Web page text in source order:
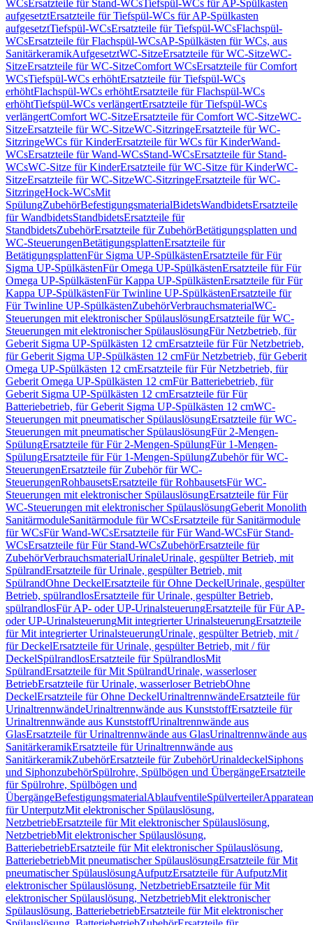
WCsErsatzteile für Stand-WCsTiefspül-WCs für AP-Spülkasten
aufgesetztErsatzteile für Tiefspül-WCs für AP-Spülkasten
aufgesetztTiefspül-WCsErsatzteile für Tiefspül-WCsFlachspül-
WCsErsatzteile für Flachspül-WCsAP-Spülkästen für WCs, aus
SanitärkeramikAufgesetztWC-SitzeErsatzteile für WC-SitzeWC-
SitzeErsatzteile für WC-SitzeComfort WCsErsatzteile für Comfort
WCsTiefspül-WCs erhöhtErsatzteile für Tiefspül-WCs
erhöhtFlachspül-WCs erhöhtErsatzteile für Flachspül-WCs
erhöhtTiefspül-WCs verlängertErsatzteile für Tiefspül-WCs
verlängertComfort WC-SitzeErsatzteile für Comfort WC-SitzeWC-
SitzeErsatzteile für WC-SitzeWC-SitzringeErsatzteile für WC-
SitzringeWCs für KinderErsatzteile für WCs für KinderWand-
WCsErsatzteile für Wand-WCsStand-WCsErsatzteile für Stand-
WCsWC-Sitze für KinderErsatzteile für WC-Sitze für KinderWC-
SitzeErsatzteile für WC-SitzeWC-SitzringeErsatzteile für WC-
SitzringeHock-WCsMit
SpülungZubehörBefestigungsmaterialBidetsWandbidetsErsatzteile
für WandbidetsStandbidetsErsatzteile für
StandbidetsZubehörErsatzteile für ZubehörBetätigungsplatten und
WC-SteuerungenBetätigungsplattenErsatzteile für
BetätigungsplattenFür Sigma UP-SpülkästenErsatzteile für Für
Sigma UP-SpülkästenFür Omega UP-SpülkästenErsatzteile für Für
Omega UP-SpülkästenFür Kappa UP-SpülkästenErsatzteile für Für
Kappa UP-SpülkästenFür Twinline UP-SpülkästenErsatzteile für
Für Twinline UP-SpülkästenZubehörVerbrauchsmaterialWC-
Steuerungen mit elektronischer SpülauslösungErsatzteile für WC-
Steuerungen mit elektronischer SpülauslösungFür Netzbetrieb, für
Geberit Sigma UP-Spülkästen 12 cmErsatzteile für Für Netzbetrieb,
für Geberit Sigma UP-Spülkästen 12 cmFür Netzbetrieb, für Geberit
Omega UP-Spülkästen 12 cmErsatzteile für Für Netzbetrieb, für
Geberit Omega UP-Spülkästen 12 cmFür Batteriebetrieb, für
Geberit Sigma UP-Spülkästen 12 cmErsatzteile für Für
Batteriebetrieb, für Geberit Sigma UP-Spülkästen 12 cmWC-
Steuerungen mit pneumatischer SpülauslösungErsatzteile für WC-
Steuerungen mit pneumatischer SpülauslösungFür 2-Mengen-
SpülungErsatzteile für Für 2-Mengen-SpülungFür 1-Mengen-
SpülungErsatzteile für Für 1-Mengen-SpülungZubehör für WC-
SteuerungenErsatzteile für Zubehör für WC-
SteuerungenRohbausetsErsatzteile für RohbausetsFür WC-
Steuerungen mit elektronischer SpülauslösungErsatzteile für Für
WC-Steuerungen mit elektronischer SpülauslösungGeberit Monolith
SanitärmoduleSanitärmodule für WCsErsatzteile für Sanitärmodule
für WCsFür Wand-WCsErsatzteile für Für Wand-WCsFür Stand-
WCsErsatzteile für Für Stand-WCsZubehörErsatzteile für
ZubehörVerbrauchsmaterialUrinaleUrinale, gespülter Betrieb, mit
SpülrandErsatzteile für Urinale, gespülter Betrieb, mit
SpülrandOhne DeckelErsatzteile für Ohne DeckelUrinale, gespülter
Betrieb, spülrandlosErsatzteile für Urinale, gespülter Betrieb,
spülrandlosFür AP- oder UP-UrinalsteuerungErsatzteile für Für AP-
oder UP-UrinalsteuerungMit integrierter UrinalsteuerungErsatzteile
für Mit integrierter UrinalsteuerungUrinale, gespülter Betrieb, mit /
für DeckelErsatzteile für Urinale, gespülter Betrieb, mit / für
DeckelSpülrandlosErsatzteile für SpülrandlosMit
SpülrandErsatzteile für Mit SpülrandUrinale, wasserloser
BetriebErsatzteile für Urinale, wasserloser BetriebOhne
DeckelErsatzteile für Ohne DeckelUrinaltrennwändeErsatzteile für
UrinaltrennwändeUrinaltrennwände aus KunststoffErsatzteile für
Urinaltrennwände aus KunststoffUrinaltrennwände aus
GlasErsatzteile für Urinaltrennwände aus GlasUrinaltrennwände aus
SanitärkeramikErsatzteile für Urinaltrennwände aus
SanitärkeramikZubehörErsatzteile für ZubehörUrinaldeckelSiphons
und SiphonzubehörSpülrohre, Spülbögen und ÜbergängeErsatzteile
für Spülrohre, Spülbögen und
ÜbergängeBefestigungsmaterialAblaufventileSpülverteiler
für UnterputzMit elektronischer Spülauslösung,
NetzbetriebErsatzteile für Mit elektronischer Spülauslösung,
NetzbetriebMit elektronischer Spülauslösung,
BatteriebetriebErsatzteile für Mit elektronischer Spülauslösung,
BatteriebetriebMit pneumatischer SpülauslösungErsatzteile für Mit
pneumatischer SpülauslösungAufputzErsatzteile für AufputzMit
elektronischer Spülauslösung, NetzbetriebErsatzteile für Mit
elektronischer Spülauslösung, NetzbetriebMit elektronischer
Spülauslösung, BatteriebetriebErsatzteile für Mit elektronischer